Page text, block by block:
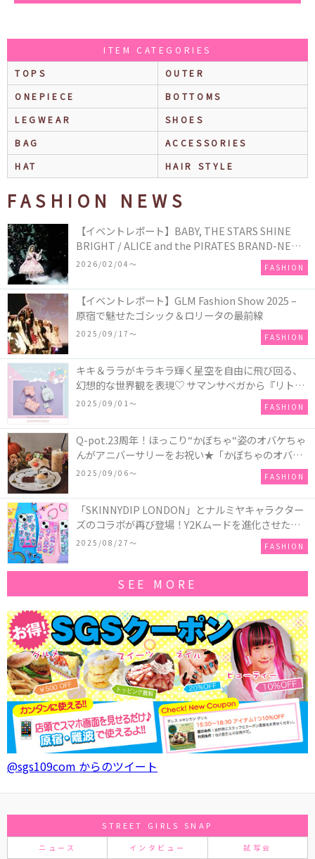
ITEM CATEGORIES
TOPS
OUTER
ONEPIECE
BOTTOMS
LEGWEAR
SHOES
BAG
ACCESSORIES
HAT
HAIR STYLE
FASHION NEWS
【イベントレポート】BABY, THE STARS SHINE
BRIGHT / ALICE and the PIRATES BRAND-NEW
COLLECTION in TOKYO
2026/02/04〜 FASHION
【イベントレポート】GLM Fashion Show 2025 –
原宿で魅せたゴシック＆ロリータの最前線
2025/09/17〜 FASHION
キキ＆ララがキラキラ輝く星空を自由に飛び回る、
幻想的な世界観を表現♡ サマンサベガから『リトル
ツインスターズ』50周年アニバーサリーイヤー』を
2025/09/01〜 FASHION
Q-pot.23周年！ほっこり“かぼちゃ“姿のオバケちゃ
んがアニバーサリーをお祝い★「かぼちゃのオバケ
ーキアクセサリー」が新発売！Q-pot CAFE.では
「かぼちゃのオバケーキプレート」も登場
2025/09/06〜 FASHION
「SKINNYDIP LONDON」とナルミヤキャラクター
ズのコラボが再び登場！Y2Kムードを進化させた新
作コレクションを発売♪
2025/08/27〜 FASHION
SEE MORE
@sgs109com からのツイート
STREET GIRLS SNAP
ニュース インタビュー 試写会